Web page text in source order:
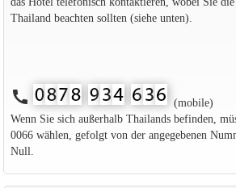
Thailand beachten sollten (siehe unten).
call
(mobile)
Wenn Sie sich außerhalb Thailands befinden,
0066 wählen, gefolgt von der angegebenen
Null.